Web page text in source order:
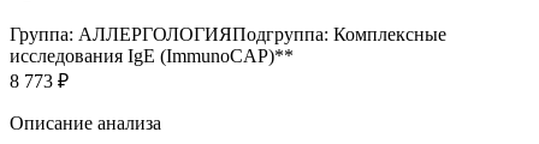
Группа: АЛЛЕРГОЛОГИЯПодгруппа: Комплексные
исследования IgE (ImmunoCAP)**
8 773 ₽
Описание анализа